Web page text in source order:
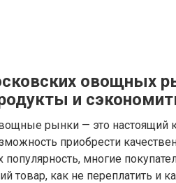
овощных
и
рынки — это настоящий
приобрести
популярность, многие
товар, как не переплатить и